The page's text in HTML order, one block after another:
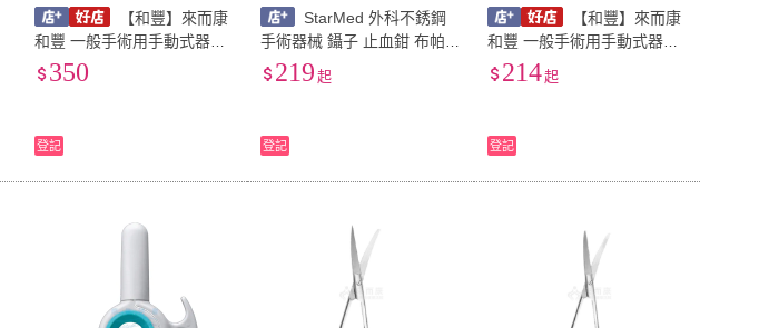
【和豐】來而康
和豐 一般手術用手動式器械
(未滅菌) AE27104 不鏽鋼 繃
350
登記
StarMed 外科不銹鋼
手術器械 鑷子 止血鉗 布帕
鉗 止血鉗 子宮拉鉤 拆線剪
眼科剪 繃帶剪 組織剪 持針
219 起
登記
【和豐】來而康
和豐 一般手術用手動式器械
(未滅菌) 不鏽鋼 手術剪刀 A
E13102 雙圓頭 13142 尖片
214起
登記